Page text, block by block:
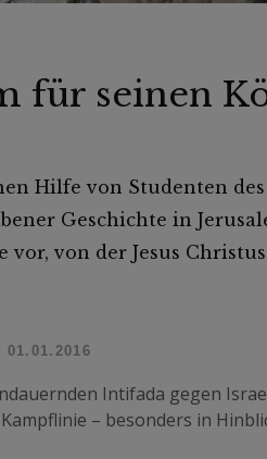
für seinen
Hilfe von Studenten
Geschichte in
vor, von der Jesus
01.01.2016
Intifada gegen
– besonders in